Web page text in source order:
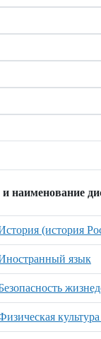
наименование
(история
язык